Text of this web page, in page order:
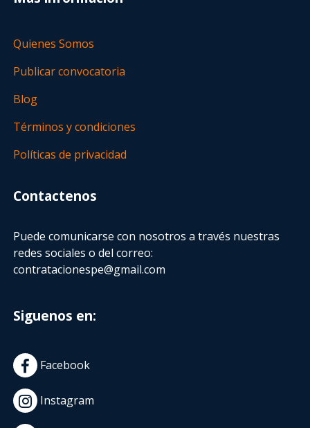
Quienes Somos
Publicar convocatoria
Blog
Términos y condiciones
Políticas de privacidad
Contactenos
Puede comunicarse con nosotros a través nuestras
redes sociales o del correo:
contratacionespe@gmail.com
Siguenos en:
Facebook
Instagram